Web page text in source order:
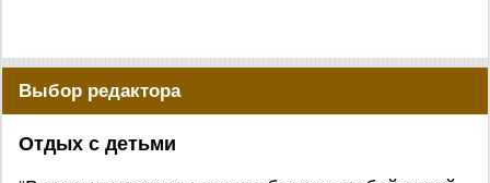
Выбор редактора
Отдых с детьми